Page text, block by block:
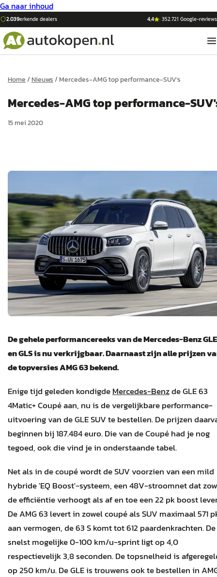
Ga naar inhoud
2.039erkende dealers 4,4 ·352.721 Google-reviews
Home/Nieuws/Mercedes-AMG top performance-SUV's
Mercedes-AMG top performance-
15 mei 2020
De gehele performancereeks van de Mercedes-Benz GLE
en GLS is nu verkrijgbaar. Daarnaastzijnalle prijzen
de topversies AMG 63 bekend.
Enige tijd geleden kondigdeMercedes-Benzde GLE 63
4Matic+ Coupé aan, nu is de vergelijkbare performance-
uitvoering van de GLE SUV te bestellen. De prijzen
beginnen bij 187.484 euro. Die van de Coupé had je nog
tegoed, ook die vind je in onderstaande tabel.
Net als in de coupé wordt de SUV voorzien van een mild
hybride 'EQ Boost'-systeem, een 48V-stroomnet dat
de efficiëntie verhoogt als af en toe een 22 pk boost
De AMG 63 levert in zowel coupé als SUV maximaal 571
aan vermogen, de 63 S komt tot 612 paardenkrachten. De
snelst mogelijke 0-100 km/u-sprint ligt op 4,0
respectievelijk 3,8 seconden. De topsnelheid is
op 250 km/u. De GLE is trouwens ook te bestellen in